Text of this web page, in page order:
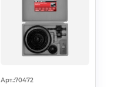
Арт.:70472